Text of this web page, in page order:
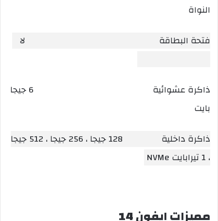
النواة
فتحة البطاقة لا
ذاكرة عشوائية 6 جيجا
بايت
ذاكرة داخلية 128 جيجا ، 256 جيجا ، 512 جيجا
، 1 تيرابايت NVMe
مميزات ايفون 14